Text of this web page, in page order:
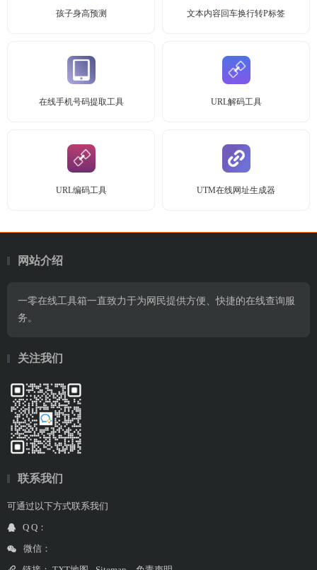
孩子身高预测 文本内容回车换行转P标签
在线手机号码提取工具 URL解码工具
URL编码工具 UTM在线网址生成器
网站介绍
一零在线工具箱一直致力于为网民提供方便、快捷的在线查询服
务。
关注我们
联系我们
可通过以下方式联系我们
Q Q：
微信：